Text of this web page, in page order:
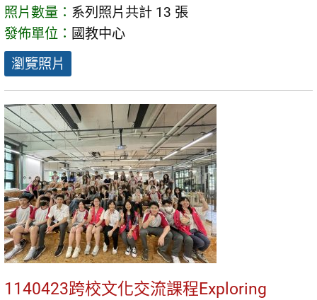
照片數量： 系列照片共計 13 張
發佈單位： 國教中心
瀏覽照片
1140423跨校文化交流課程Exploring